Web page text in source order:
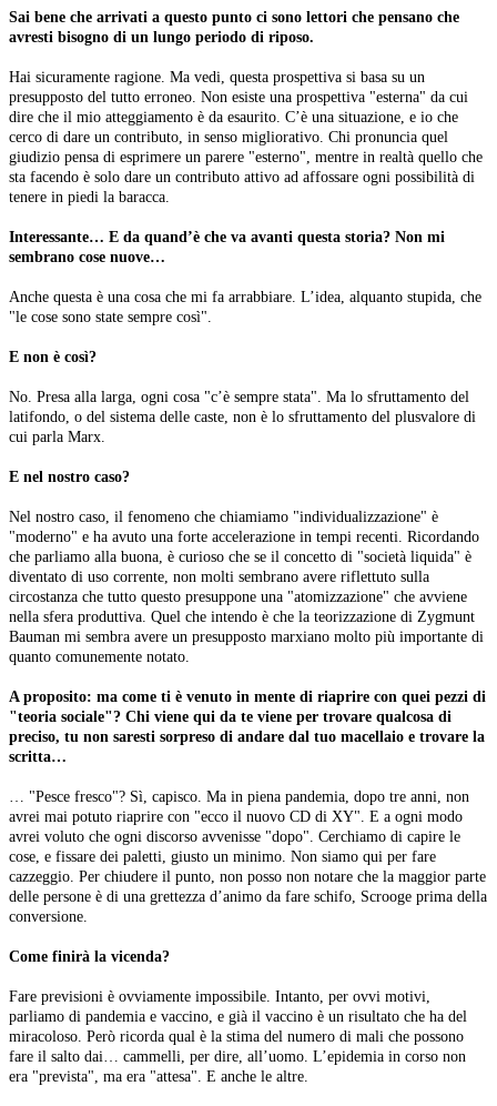
Sai bene che arrivati a questo punto ci sono lettori che pensano che
avresti bisogno di un lungo periodo di riposo.
Hai sicuramente ragione. Ma vedi, questa prospettiva si basa su un
presupposto del tutto erroneo. Non esiste una prospettiva "esterna" da cui
dire che il mio atteggiamento è da esaurito. C’è una situazione, e io che
cerco di dare un contributo, in senso migliorativo. Chi pronuncia quel
giudizio pensa di esprimere un parere "esterno", mentre in realtà quello che
sta facendo è solo dare un contributo attivo ad affossare ogni possibilità di
tenere in piedi la baracca.
Interessante… E da quand’è che va avanti questa storia? Non mi
sembrano cose nuove…
Anche questa è una cosa che mi fa arrabbiare. L’idea, alquanto stupida, che
"le cose sono state sempre così".
E non è così?
No. Presa alla larga, ogni cosa "c’è sempre stata". Ma lo sfruttamento del
latifondo, o del sistema delle caste, non è lo sfruttamento del plusvalore di
cui parla Marx.
E nel nostro caso?
Nel nostro caso, il fenomeno che chiamiamo "individualizzazione" è
"moderno" e ha avuto una forte accelerazione in tempi recenti. Ricordando
che parliamo alla buona, è curioso che se il concetto di "società liquida" è
diventato di uso corrente, non molti sembrano avere riflettuto sulla
circostanza che tutto questo presuppone una "atomizzazione" che avviene
nella sfera produttiva. Quel che intendo è che la teorizzazione di Zygmunt
Bauman mi sembra avere un presupposto marxiano molto più importante di
quanto comunemente notato.
A proposito: ma come ti è venuto in mente di riaprire con quei pezzi di
"teoria sociale"? Chi viene qui da te viene per trovare qualcosa di
preciso, tu non saresti sorpreso di andare dal tuo macellaio e trovare la
scritta…
… "Pesce fresco"? Sì, capisco. Ma in piena pandemia, dopo tre anni, non
avrei mai potuto riaprire con "ecco il nuovo CD di XY". E a ogni modo
avrei voluto che ogni discorso avvenisse "dopo". Cerchiamo di capire le
cose, e fissare dei paletti, giusto un minimo. Non siamo qui per fare
cazzeggio. Per chiudere il punto, non posso non notare che la maggior parte
delle persone è di una grettezza d’animo da fare schifo, Scrooge prima della
conversione.
Come finirà la vicenda?
Fare previsioni è ovviamente impossibile. Intanto, per ovvi motivi,
parliamo di pandemia e vaccino, e già il vaccino è un risultato che ha del
miracoloso. Però ricorda qual è la stima del numero di mali che possono
fare il salto dai… cammelli, per dire, all’uomo. L’epidemia in corso non
era "prevista", ma era "attesa". E anche le altre.